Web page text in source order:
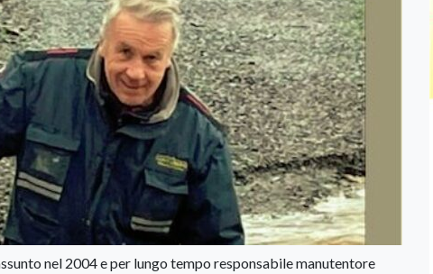
nel 2004 e per lungo tempo responsabile manutentore